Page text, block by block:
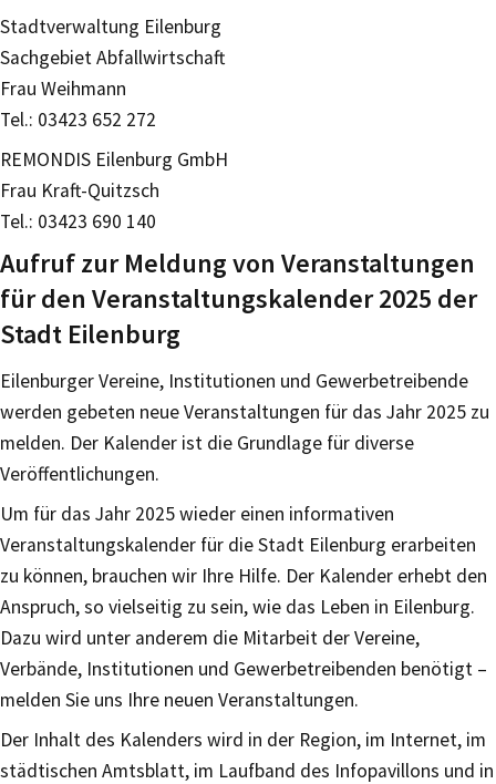
Stadtverwaltung Eilenburg
Sachgebiet Abfallwirtschaft
Frau Weihmann
Tel.: 03423 652 272
REMONDIS Eilenburg GmbH
Frau Kraft-Quitzsch
Tel.: 03423 690 140
Aufruf zur Meldung von Veranstaltungen
für den Veranstaltungskalender 2025 der
Stadt Eilenburg
Eilenburger Vereine, Institutionen und Gewerbetreibende
werden gebeten neue Veranstaltungen für das Jahr 2025 zu
melden. Der Kalender ist die Grundlage für diverse
Veröffentlichungen.
Um für das Jahr 2025 wieder einen informativen
Veranstaltungskalender für die Stadt Eilenburg erarbeiten
zu können, brauchen wir Ihre Hilfe. Der Kalender erhebt den
Anspruch, so vielseitig zu sein, wie das Leben in Eilenburg.
Dazu wird unter anderem die Mitarbeit der Vereine,
Verbände, Institutionen und Gewerbetreibenden benötigt –
melden Sie uns Ihre neuen Veranstaltungen.
Der Inhalt des Kalenders wird in der Region, im Internet, im
städtischen Amtsblatt, im Laufband des Infopavillons und in